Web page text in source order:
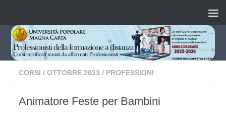
CORSI / OTTOBRE 2023 / PROFESSIONI
Animatore Feste per Bambini